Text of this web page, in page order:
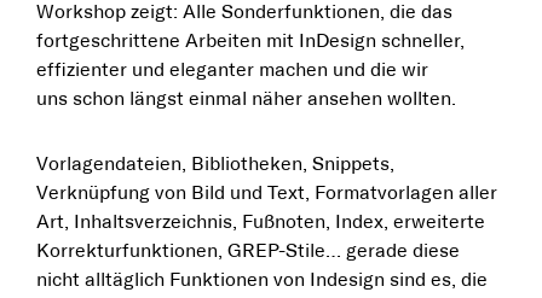
Workshop zeigt: Alle Sonderfunktionen, die das
fortgeschrittene Arbeiten mit InDesign schneller,
effizienter und eleganter machen und die wir
uns schon längst einmal näher ansehen wollten.
Vorlagendateien, Bibliotheken, Snippets,
Verknüpfung von Bild und Text, Formatvorlagen aller
Art, Inhaltsverzeichnis, Fußnoten, Index, erweiterte
Korrekturfunktionen, GREP-Stile… gerade diese
nicht alltäglich Funktionen von Indesign sind es, die